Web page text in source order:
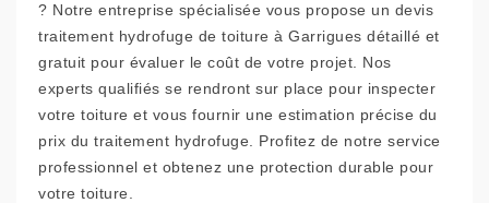
? Notre entreprise spécialisée vous propose un devis
traitement hydrofuge de toiture à Garrigues détaillé et
gratuit pour évaluer le coût de votre projet. Nos
experts qualifiés se rendront sur place pour inspecter
votre toiture et vous fournir une estimation précise du
prix du traitement hydrofuge. Profitez de notre service
professionnel et obtenez une protection durable pour
votre toiture.